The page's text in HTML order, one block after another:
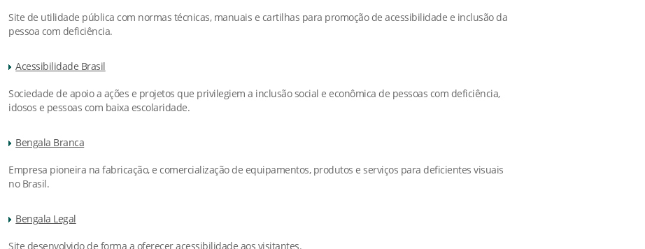
Site de utilidade pública com normas técnicas, manuais e cartilhas para promoção de acessibilidade e inclusão da
pessoa com deficiência.
Acessibilidade Brasil
Sociedade de apoio a ações e projetos que privilegiem a inclusão social e econômica de pessoas com deficiência,
idosos e pessoas com baixa escolaridade.
Bengala Branca
Empresa pioneira na fabricação, e comercialização de equipamentos, produtos e serviços para deficientes visuais
no Brasil.
Bengala Legal
Site desenvolvido de forma a oferecer acessibilidade aos visitantes.